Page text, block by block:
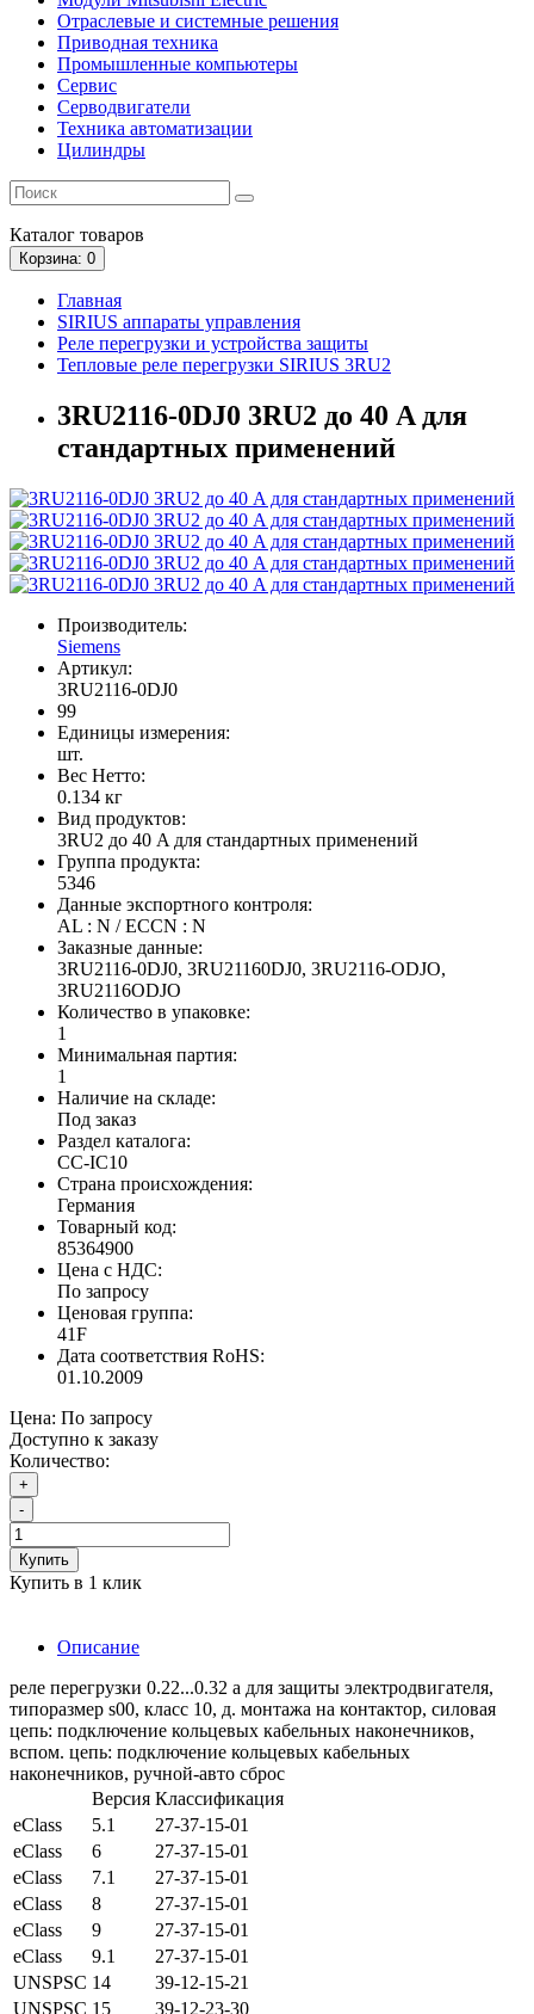
Отраслевые и системные решения
Приводная техника
Промышленные компьютеры
Сервис
Серводвигатели
Техника автоматизации
Цилиндры
Каталог товаров
Корзина: 0
Главная
SIRIUS аппараты управления
Реле перегрузки и устройства защиты
Тепловые реле перегрузки SIRIUS 3RU2
3RU2116-0DJ0 3RU2 до 40 A для
стандартных применений
Производитель:
Siemens
Артикул:
3RU2116-0DJ0
99
Единицы измерения:
шт.
Вес Нетто:
0.134 кг
Вид продуктов:
3RU2 до 40 A для стандартных применений
Группа продукта:
5346
Данные экспортного контроля:
AL : N / ECCN : N
Заказные данные:
3RU2116-0DJ0, 3RU21160DJ0, 3RU2116-ODJO,
3RU2116ODJO
Количество в упаковке:
1
Минимальная партия:
1
Наличие на складе:
Под заказ
Раздел каталога:
CC-IC10
Страна происхождения:
Германия
Товарный код:
85364900
Цена с НДС:
По запросу
Ценовая группа:
41F
Дата соответствия RoHS:
01.10.2009
Цена: По запросу
Доступно к заказу
Количество:
+
-
Купить
Купить в 1 клик
Описание
реле перегрузки 0.22...0.32 a для защиты электродвигателя,
типоразмер s00, класс 10, д. монтажа на контактор, силовая
цепь: подключение кольцевых кабельных наконечников,
вспом. цепь: подключение кольцевых кабельных
наконечников, ручной-авто сброс
Версия Классификация
eClass
5.1
27-37-15-01
eClass
6
27-37-15-01
eClass
7.1
27-37-15-01
eClass
8
27-37-15-01
eClass
9
27-37-15-01
eClass
9.1
27-37-15-01
UNSPSC 14
39-12-15-21
UNSPSC 15 39-12-23-30